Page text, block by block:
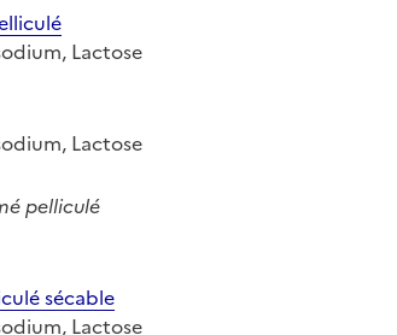
Lactose
Lactose
pelliculé
sécable
Lactose